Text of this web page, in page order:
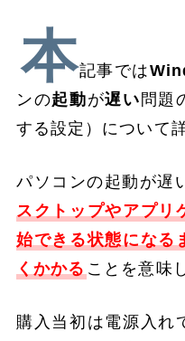
本記事では
ンの起動が遅い 問題
する設定）について
パソコンの起動が遅
スクトップやアプリ
始できる状態になる
くかかる ことを意味
購入当初は電源入れ